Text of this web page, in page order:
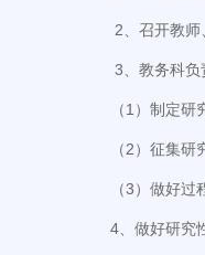
2、召开教
3、教务科负
（1）制定
（2）征集
（3）做好
4、做好研究